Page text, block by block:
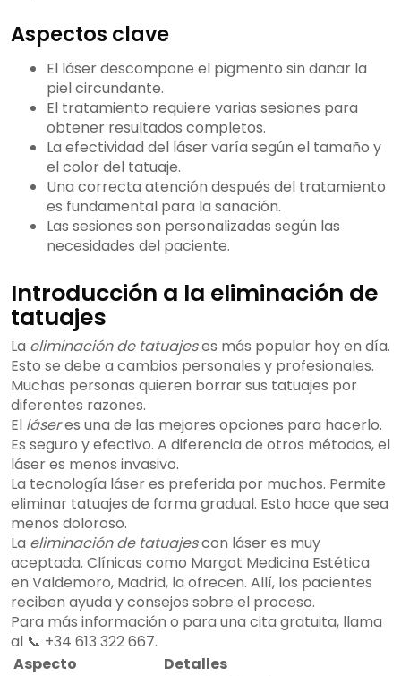
Aspectos clave
El láser descompone el pigmento sin dañar la
piel circundante.
El tratamiento requiere varias sesiones para
obtener resultados completos.
La efectividad del láser varía según el tamaño y
el color del tatuaje.
Una correcta atención después del tratamiento
es fundamental para la sanación.
Las sesiones son personalizadas según las
necesidades del paciente.
Introducción a la eliminación de
tatuajes
La eliminación de tatuajeses más popular hoy en día.
Esto se debe a cambios personales y profesionales.
Muchas personas quieren borrar sus tatuajes por
diferentes razones.
El láseres una de las mejores opciones para hacerlo.
Es seguro y efectivo. A diferencia de otros métodos, el
láser es menos invasivo.
La tecnología láser es preferida por muchos. Permite
eliminar tatuajes de forma gradual. Esto hace que sea
menos doloroso.
La eliminación de tatuajescon láser es muy
aceptada. Clínicas como Margot Medicina Estética
en Valdemoro, Madrid, la ofrecen. Allí, los pacientes
reciben ayuda y consejos sobre el proceso.
Para más información o para una cita gratuita, llama
al 📞 +34 613 322 667.
Aspecto
Detalles